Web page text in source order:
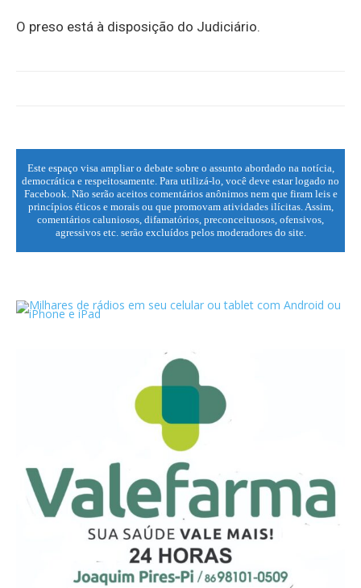
O preso está à disposição do Judiciário.
Este espaço visa ampliar o debate sobre o assunto abordado na notícia,
democrática e respeitosamente. Para utilizá-lo, você deve estar logado no
Facebook. Não serão aceitos comentários anônimos nem que firam leis e
princípios éticos e morais ou que promovam atividades ilícitas. Assim,
comentários caluniosos, difamatórios, preconceituosos, ofensivos,
agressivos etc. serão excluídos pelos moderadores do site.